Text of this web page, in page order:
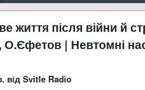
життя після війни й
О.Єфетов | Невтомні
від Svitle Radio